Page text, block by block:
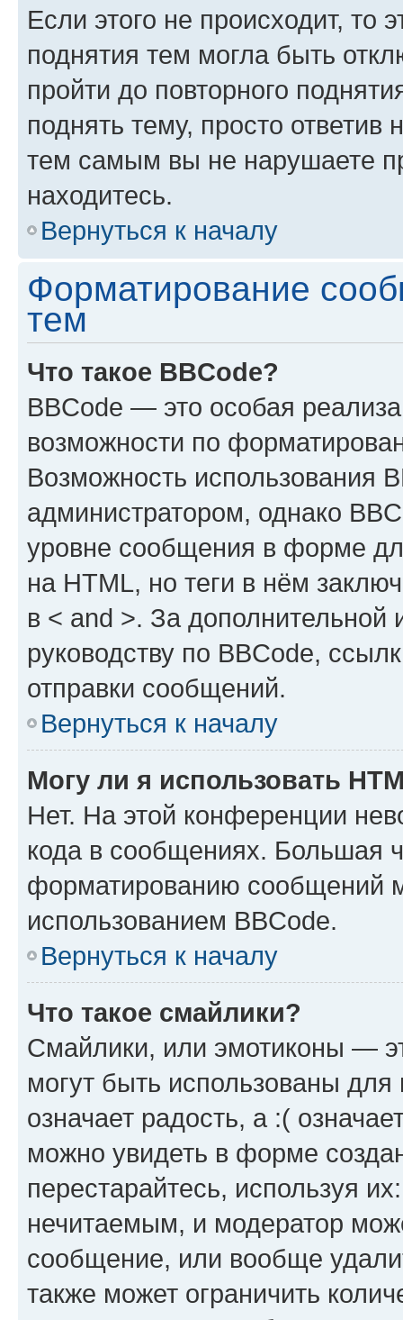
Если этого не происходит, то
поднятия тем могла быть
пройти до повторного
поднять тему, просто ответив
тем самым вы не нарушаете
находитесь.
Вернуться к началу
Форматирование
тем
Что такое BBCode?
BBCode — это особая
возможности по
Возможность использования
администратором, однако
уровне сообщения в форме
на HTML, но теги в нём
в < and >. За
руководству по BBCode,
отправки сообщений.
Вернуться к началу
Могу ли я использовать
Нет. На этой конференции
кода в сообщениях. Большая
форматированию сообщений
использованием BBCode.
Вернуться к началу
Что такое смайлики?
Смайлики, или эмотиконы —
могут быть использованы
означает радость, а :(
можно увидеть в форме
перестарайтесь, используя
нечитаемым, и модератор
сообщение, или вообще
также может ограничить